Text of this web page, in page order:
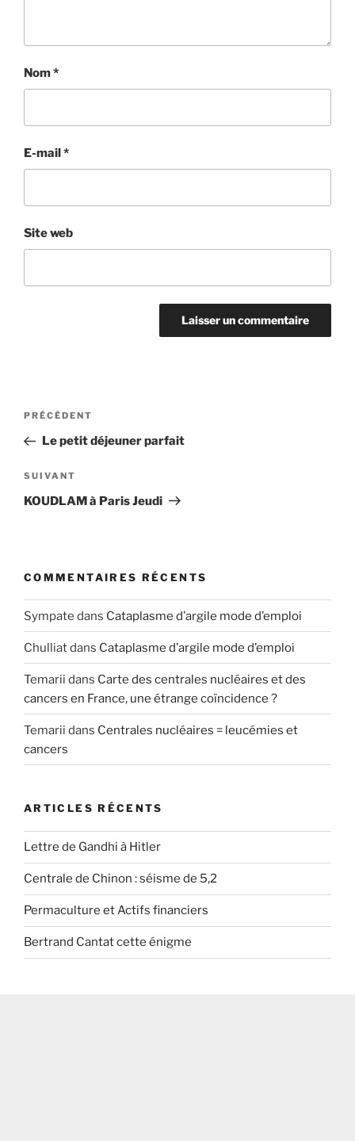
Nom*
E-mail*
Site web
Navigation
l’article
Article
précédent
PRÉCÉDENT
Le petit déjeuner parfait
Article
suivant
SUIVANT
KOUDLAM à Paris Jeudi
COMMENTAIRES RÉCENTS
Sympate dans Cataplasme d’argile mode d’emploi
Chulliatdans Cataplasme d’argile mode d’emploi
Temarii dans Carte des centrales nucléaires et des
cancers en France, une étrange coïncidence ?
Temarii dans Centrales nucléaires = leucémies et
cancers
ARTICLES RÉCENTS
Lettre de Gandhi à Hitler
Centrale de Chinon : séisme de 5,2
Permaculture et Actifs financiers
Bertrand Cantat cette énigme